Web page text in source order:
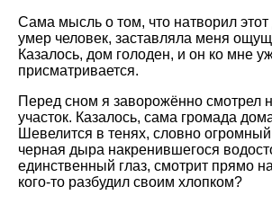
Сама мысль о том, что натворил этот
умер человек, заставляла меня
Казалось, дом голоден, и он ко мне
присматривается.
Перед сном я заворожённо смотрел
участок. Казалось, сама громада
Шевелится в тенях, словно
черная дыра накренившегося
единственный глаз, смотрит прямо
кого-то разбудил своим хлопком?